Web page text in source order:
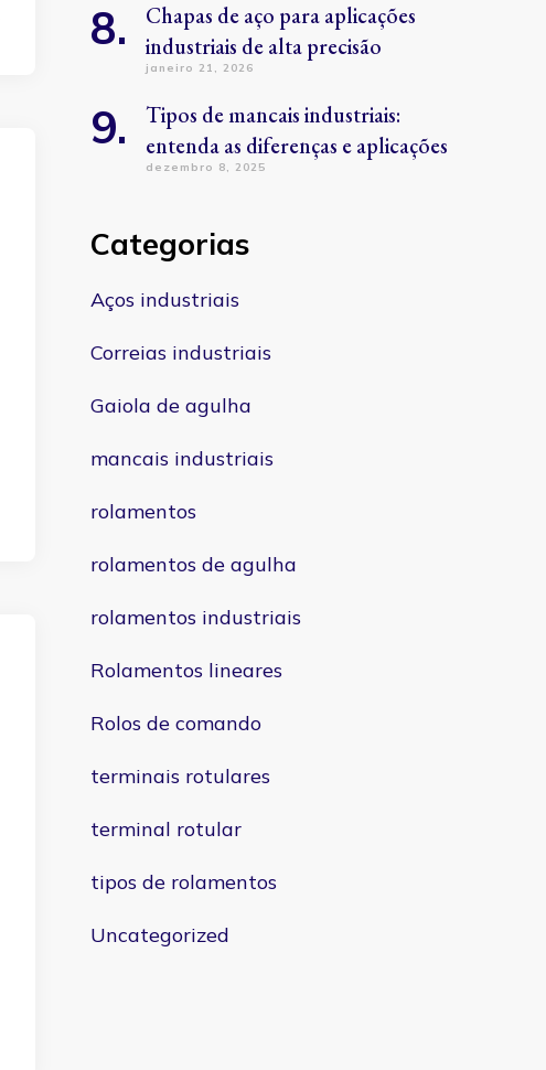
Chapas de aço para aplicações
industriais de alta precisão
janeiro 21, 2026
Tipos de mancais industriais:
entenda as diferenças e aplicações
dezembro 8, 2025
Categorias
Aços industriais
Correias industriais
Gaiola de agulha
mancais industriais
rolamentos
rolamentos de agulha
rolamentos industriais
Rolamentos lineares
Rolos de comando
terminais rotulares
terminal rotular
tipos de rolamentos
Uncategorized